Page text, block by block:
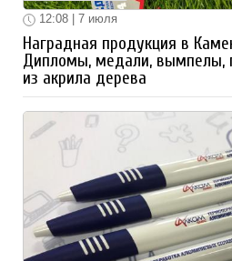
12:08 | 7 июля
Наградная продукция в
Дипломы, медали, вымпелы,
из акрила дерева